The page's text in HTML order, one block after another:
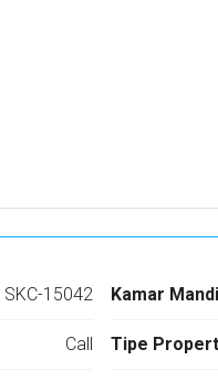
SKC-15042
Call
Kamar
Tipe